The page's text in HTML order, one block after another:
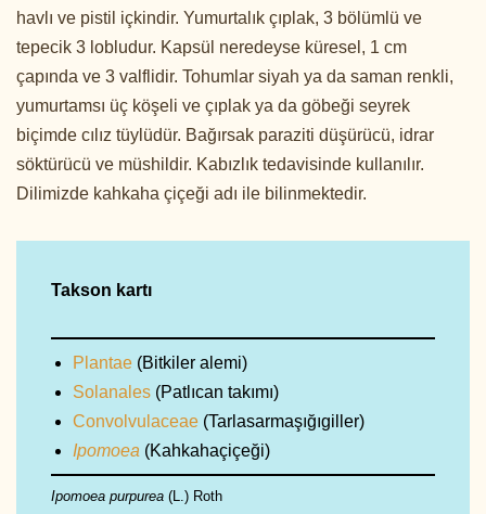
havlı ve pistil içkindir. Yumurtalık çıplak, 3 bölümlü ve
tepecik 3 lobludur. Kapsül neredeyse küresel, 1 cm
çapında ve 3 valflidir. Tohumlar siyah ya da saman renkli,
yumurtamsı üç köşeli ve çıplak ya da göbeği seyrek
biçimde cılız tüylüdür. Bağırsak paraziti düşürücü, idrar
söktürücü ve müshildir. Kabızlık tedavisinde kullanılır.
Dilimizde kahkaha çiçeği adı ile bilinmektedir.
Takson kartı
Plantae (Bitkiler alemi)
Solanales (Patlıcan takımı)
Convolvulaceae (Tarlasarmaşığıgiller)
Ipomoea (Kahkahaçiçeği)
Ipomoea purpurea (L.) Roth